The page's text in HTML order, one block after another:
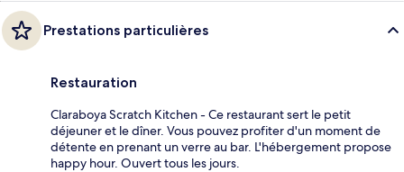
Prestations particulières
Restauration
Claraboya Scratch Kitchen - Ce restaurant sert le petit
déjeuner et le dîner. Vous pouvez profiter d'un moment de
détente en prenant un verre au bar. L'hébergement propose
happy hour. Ouvert tous les jours.